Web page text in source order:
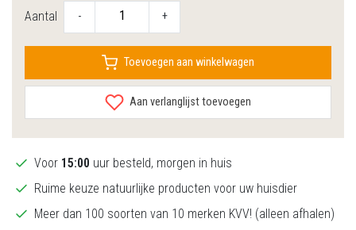
Aantal - +
Toevoegen aan winkelwagen
Aan verlanglijst toevoegen
Voor 15:00 uur besteld, morgen in huis
Ruime keuze natuurlijke producten voor uw huisdier
Meer dan 100 soorten van 10 merken KVV! (alleen afhalen)